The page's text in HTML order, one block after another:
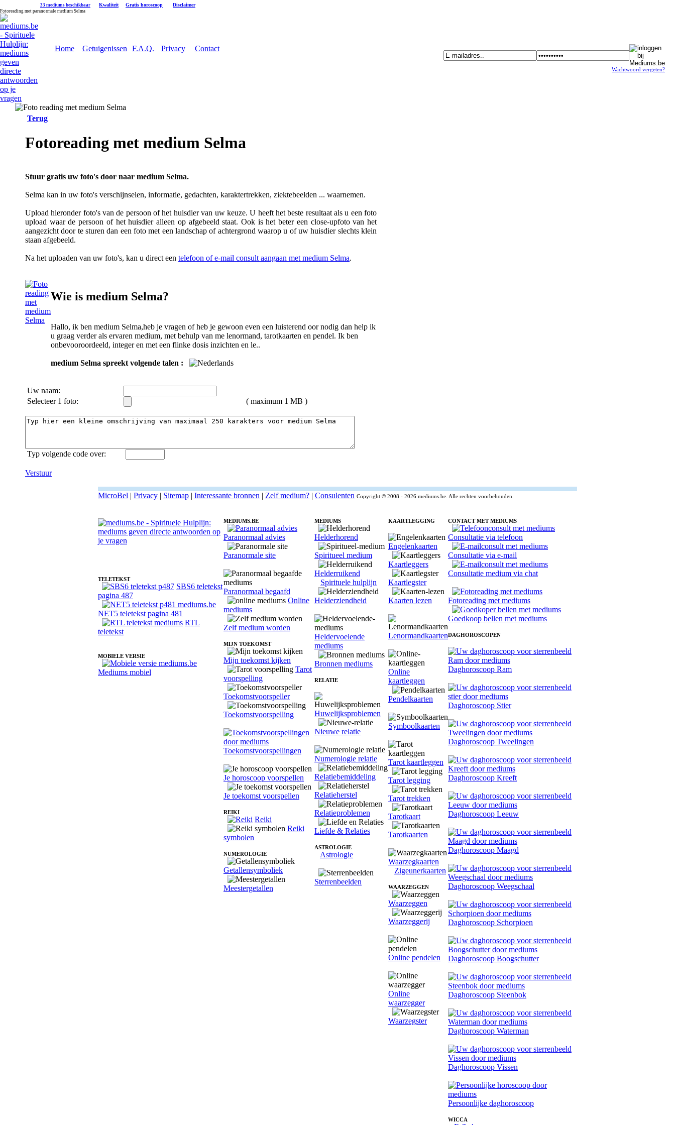
33 mediums beschikbaar Kwaliteit Gratis horoscoop Disclaimer
Fotoreading met paranormale medium Selma
Home Getuigenissen F.A.Q. Privacy Contact
Wachtwoord vergeten?
Terug
Fotoreading met medium Selma
Stuur gratis uw foto's door naar medium Selma.
Selma kan in uw foto's verschijnselen, informatie, gedachten, karaktertrekken, ziektebeelden ... waarnemen.
Upload hieronder foto's van de persoon of het huisdier van uw keuze. U heeft het beste resultaat als u een foto
upload waar de persoon of het huisdier alleen op afgebeeld staat. Ook is het beter een close-upfoto van het
aangezicht door te sturen dan een foto met een landschap of achtergrond waarop u of uw huisdier slechts klein
staan afgebeeld.
Na het uploaden van uw foto's, kan u direct een telefoon of e-mail consult aangaan met medium Selma.
Wie is medium Selma?
Hallo, ik ben medium Selma,heb je vragen of heb je gewoon even een luisterend oor nodig dan help ik
u graag verder als ervaren medium, met behulp van me lenormand, tarotkaarten en pendel. Ik ben
onbevooroordeeld, integer en met een flinke dosis inzichten en le..
medium Selma spreekt volgende talen :
Uw naam:
Selecteer 1 foto:
( maximum 1 MB )
Typ volgende code over:
Verstuur
MicroBel | Privacy | Sitemap | Interessante bronnen | Zelf medium? | Consulenten Copyright © 2008 - 2026 mediums.be. Alle rechten voorbehouden.
TELETEKST
SBS6 teletekst
pagina 487
NET5 teletekst pagina 481
RTL
teletekst
MOBIELE VERSIE
Mediums mobiel
MEDIUMS.BE
Paranormaal advies
Paranormale site
Paranormaal begaafd
Online
mediums
Zelf medium worden
MIJN TOEKOMST
Mijn toekomst kijken
Tarot
voorspelling
Toekomstvoorspeller
Toekomstvoorspelling
Toekomstvoorspellingen
Je horoscoop voorspellen
Je toekomst voorspellen
REIKI
Reiki
Reiki
symbolen
NUMEROLOGIE
Getallensymboliek
Meestergetallen
MEDIUMS
Helderhorend
Spiritueel medium
Helderruikend
Spirituele hulplijn
Helderziendheid
Heldervoelende
mediums
Bronnen mediums
RELATIE
Huwelijksproblemen
Nieuwe relatie
Numerologie relatie
Relatiebemiddeling
Relatieherstel
Relatieproblemen
Liefde & Relaties
ASTROLOGIE
Astrologie
Sterrenbeelden
KAARTLEGGING
Engelenkaarten
Kaartleggers
Kaartlegster
Kaarten lezen
Lenormandkaarten
Online
kaartleggen
Pendelkaarten
Symboolkaarten
Tarot kaartleggen
Tarot legging
Tarot trekken
Tarotkaart
Tarotkaarten
Waarzegkaarten
Zigeunerkaarten
WAARZEGGEN
Waarzeggen
Waarzeggerij
Online pendelen
Online
waarzegger
Waarzegster
CONTACT MET MEDIUMS
Consultatie via telefoon
Consultatie via e-mail
Consultatie medium via chat
Fotoreading met mediums
Goedkoop bellen met mediums
DAGHOROSCOPEN
Daghoroscoop Ram
Daghoroscoop Stier
Daghoroscoop Tweelingen
Daghoroscoop Kreeft
Daghoroscoop Leeuw
Daghoroscoop Maagd
Daghoroscoop Weegschaal
Daghoroscoop Schorpioen
Daghoroscoop Boogschutter
Daghoroscoop Steenbok
Daghoroscoop Waterman
Daghoroscoop Vissen
Persoonlijke daghoroscoop
WICCA